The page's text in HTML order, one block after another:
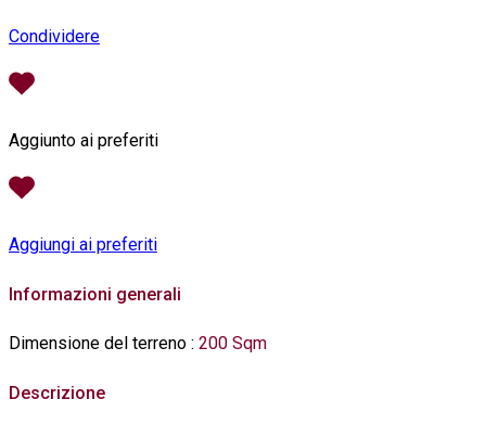
Condividere
Aggiunto ai preferiti
Aggiungi ai preferiti
Informazioni generali
Dimensione del terreno : 200 Sqm
Descrizione